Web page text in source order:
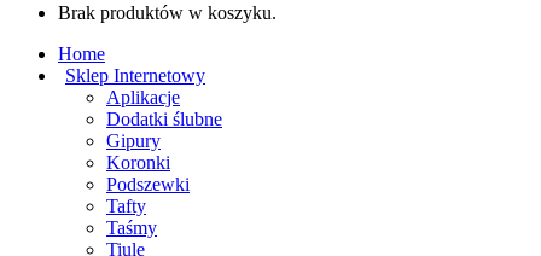
Brak produktów w koszyku.
Home
Sklep Internetowy
Aplikacje
Dodatki ślubne
Gipury
Koronki
Podszewki
Tafty
Taśmy
Tiule